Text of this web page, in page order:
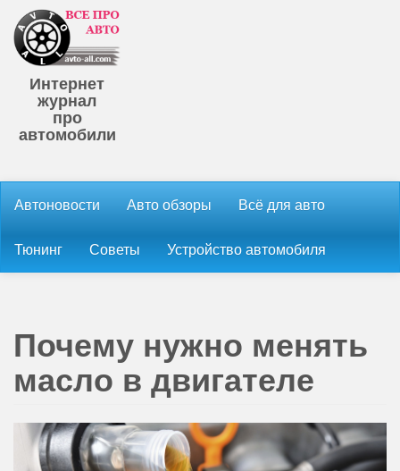
Интернет
журнал
про
автомобили
Автоновости Авто обзоры Всё для авто
Тюнинг Советы Устройство автомобиля
Почему нужно менять
масло в двигателе